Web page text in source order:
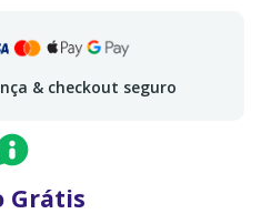
& checkout seguro
Grátis